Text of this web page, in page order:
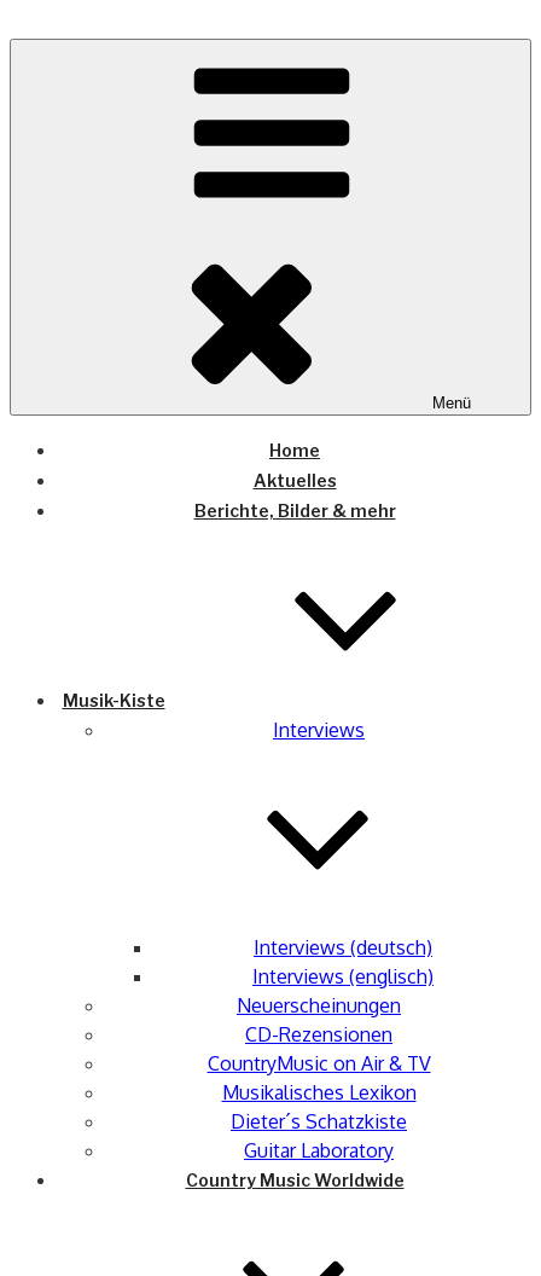
COUNTRYHOME
Wo die (Country-) Musik Zuhause ist
Menü
Home
Aktuelles
Berichte, Bilder & mehr
Musik-Kiste
Interviews
Interviews (deutsch)
Interviews (englisch)
Neuerscheinungen
CD-Rezensionen
CountryMusic on Air & TV
Musikalisches Lexikon
Dieter´s Schatzkiste
Guitar Laboratory
Country Music Worldwide